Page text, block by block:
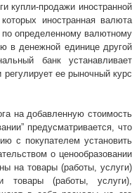
купли-продажи иностранной
иностранная валюта
определенному валютному
в денежной единице другой
банк устанавливает
ее рыночный курс
на добавленную стоимость
предусматривается, что
с покупателем установить
о ценообразовании
на товары (работы, услуги)
товары (работы, услуги),